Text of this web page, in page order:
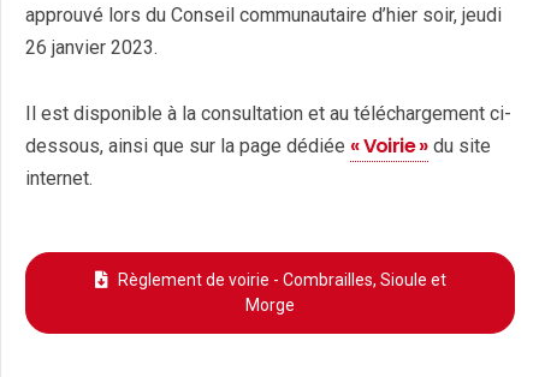
approuvé lors du Conseil communautaire d’hier soir, jeudi
26 janvier 2023.
Il est disponible à la consultation et au téléchargement ci-
dessous, ainsi que sur la page dédiée « Voirie »du site
internet.
Règlement de voirie - Combrailles, Sioule et
Morge